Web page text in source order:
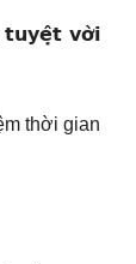
𝘃𝗼̛̀𝗶
thời gian